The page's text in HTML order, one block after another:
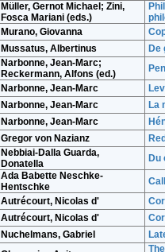
Müller, Gernot Michael; Zini,
Fosca Mariani (eds.)
Murano, Giovanna
Mussatus, Albertinus De
Narbonne, Jean-Marc;
Reckermann, Alfons (ed.)
Narbonne, Jean-Marc
Narbonne, Jean-Marc La
Narbonne, Jean-Marc
Gregor von Nazianz
Nebbiai-Dalla Guarda,
Donatella
Du
Ada Babette Neschke-
Hentschke
Autrécourt, Nicolas d'
Autrécourt, Nicolas d'
Nuchelmans, Gabriel